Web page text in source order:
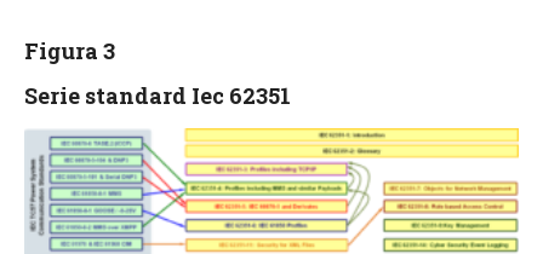
Figura 3
Serie standard Iec 62351